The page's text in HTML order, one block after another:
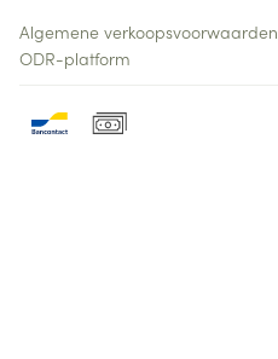
Algemene verkoopsvoorwaarden
ODR-platform